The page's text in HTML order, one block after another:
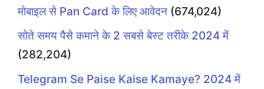
मोबाइल से Pan Card के लिए आवेदन (674,024)
सोते समय पैसे कमाने के 2 सबसे बेस्ट तरीके 2024 में
(282,204)
Telegram Se Paise Kaise Kamaye? 2024 में